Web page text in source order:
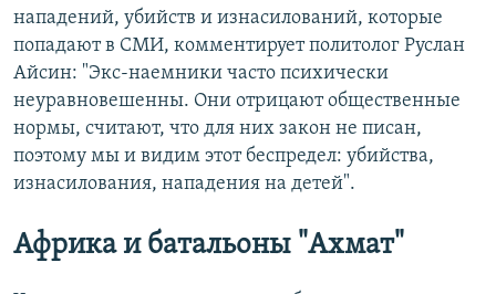
нападений, убийств и изнасилований, которые
попадают в СМИ, комментирует политолог Руслан
Айсин: "Экс-наемники часто психически
неуравновешенны. Они отрицают общественные
нормы, считают, что для них закон не писан,
поэтому мы и видим этот беспредел: убийства,
изнасилования, нападения на детей".
Африка и батальоны "Ахмат"